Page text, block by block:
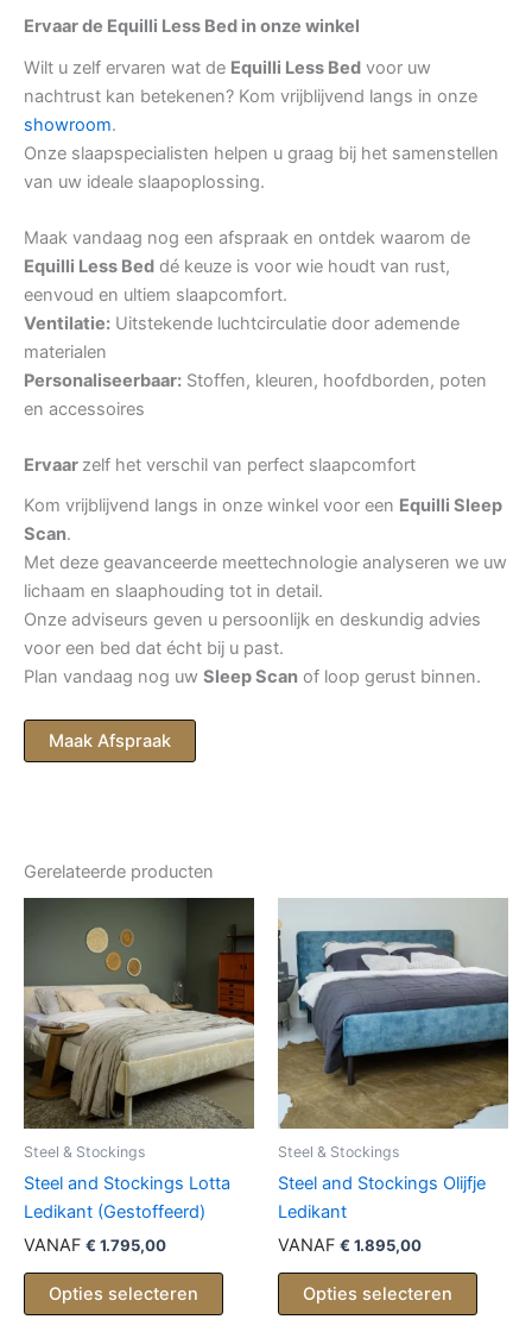
Ervaar de Equilli Less Bed in onze winkel
Wilt u zelf ervaren wat de Equilli Less Bed voor uw
nachtrust kan betekenen? Kom vrijblijvend langs in onze
showroom.
Onze slaapspecialisten helpen u graag bij het samenstellen
van uw ideale slaapoplossing.
Maak vandaag nog een afspraak en ontdek waarom de
Equilli Less Bed dé keuze is voor wie houdt van rust,
eenvoud en ultiem slaapcomfort.
Ventilatie: Uitstekende luchtcirculatie door ademende
materialen
Personaliseerbaar: Stoffen, kleuren, hoofdborden, poten
en accessoires
Ervaar zelf het verschil van perfect slaapcomfort
Kom vrijblijvend langs in onze winkel voor een Equilli Sleep
Scan.
Met deze geavanceerde meettechnologie analyseren we uw
lichaam en slaaphouding tot in detail.
Onze adviseurs geven u persoonlijk en deskundig advies
voor een bed dat écht bij u past.
Plan vandaag nog uw Sleep Scan of loop gerust binnen.
Maak Afspraak
Gerelateerde producten
Steel & Stockings
Steel and Stockings Lotta
Ledikant (Gestoffeerd)
VANAF € 1.795,00
Opties selecteren
Steel & Stockings
Steel and Stockings Olijfje
Ledikant
VANAF € 1.895,00
Opties selecteren